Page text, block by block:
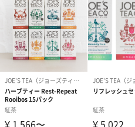
オーガニックのセイロンティー
環境にも身体にも配慮した一杯
茶を、いつでも楽しんでいただ
けど、紅茶が飲みたい！という
The Earl of Grey